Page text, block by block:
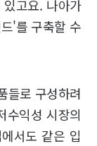
고요. 나아가
'를 구축할 수
들로 구성하려
수익성 시장의
서도 같은 입